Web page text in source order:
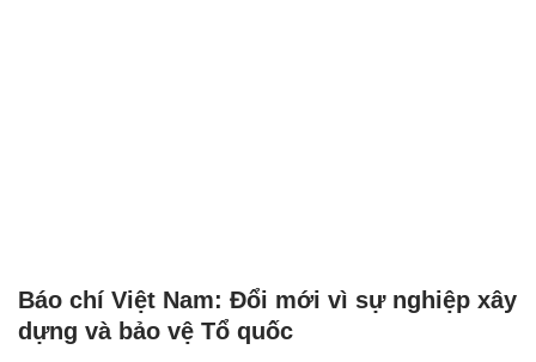
Báo chí Việt Nam: Đổi mới vì sự nghiệp xây
dựng và bảo vệ Tổ quốc